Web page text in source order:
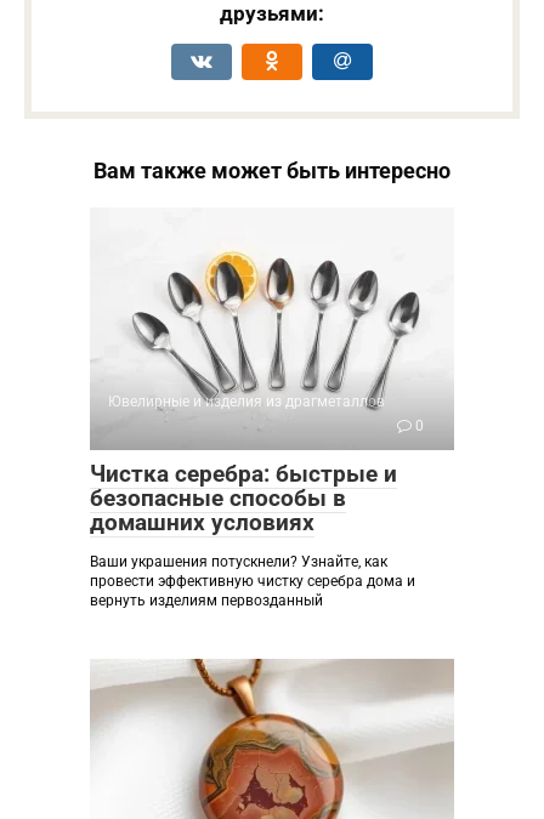
друзьями:
Вам также может быть интересно
Ювелирные и изделия из драгметаллов
0
Чистка серебра: быстрые и
безопасные способы в
домашних условиях
Ваши украшения потускнели? Узнайте, как
провести эффективную чистку серебра дома и
вернуть изделиям первозданный